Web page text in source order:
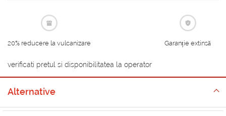
20% reducere la vulcanizare Garanție extinsă
verificati pretul si disponibilitatea la operator
Alternative